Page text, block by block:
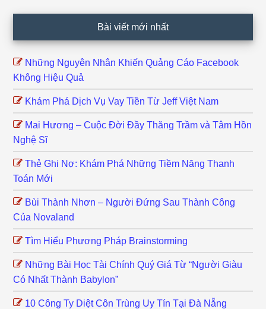
Bài viết mới nhất
Những Nguyên Nhân Khiến Quảng Cáo Facebook
Không Hiệu Quả
Khám Phá Dịch Vụ Vay Tiền Từ Jeff Việt Nam
Mai Hương – Cuộc Đời Đầy Thăng Trầm và Tâm Hồn
Nghệ Sĩ
Thẻ Ghi Nợ: Khám Phá Những Tiềm Năng Thanh
Toán Mới
Bùi Thành Nhơn – Người Đứng Sau Thành Công
Của Novaland
Tìm Hiểu Phương Pháp Brainstorming
Những Bài Học Tài Chính Quý Giá Từ “Người Giàu
Có Nhất Thành Babylon”
10 Công Ty Diệt Côn Trùng Uy Tín Tại Đà Nẵng